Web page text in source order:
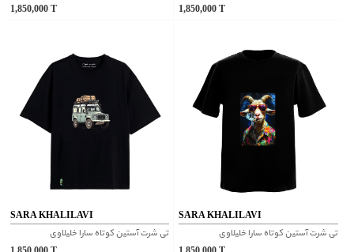
1,850,000T 1,850,000 T
SARA KHALILAVI
تی شرت آستین کوتاه سارا خلیلاوی
SARA KHALILAVI
تی شرت آستین کوتاه سارا خلیلاوی